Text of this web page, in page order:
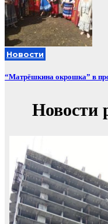
Новости
“Матрёшкина окрошка” в